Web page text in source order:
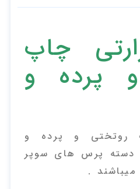
چاپ
پرده و
روتختی و پرده و
دسته پرس های سوپر
میباشند .